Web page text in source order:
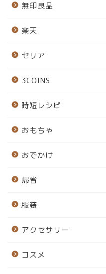
無印良品
楽天
セリア
3COINS
時短レシピ
おもちゃ
おでかけ
帰省
服装
アクセサリー
コスメ